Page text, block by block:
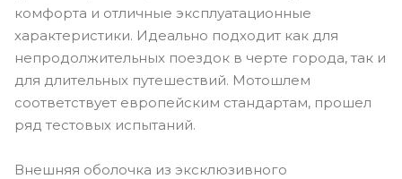
комфорта и отличные эксплуатационные
характеристики. Идеально подходит как для
непродолжительных поездок в черте города, так и
для длительных путешествий. Мотошлем
соответствует европейским стандартам, прошел
ряд тестовых испытаний.
Внешняя оболочка из эксклюзивного